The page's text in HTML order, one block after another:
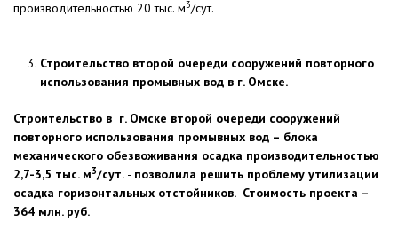
производительностью 20 тыс. м3/сут.
Строительство второй очереди сооружений повторного
использования промывных вод в г. Омске.
Строительство в г. Омске второй очереди сооружений
повторного использования промывных вод – блока
механического обезвоживания осадка производительностью
2,7-3,5 тыс. м3/сут. - позволила решить проблему утилизации
осадка горизонтальных отстойников. Стоимость проекта –
364 млн. руб.